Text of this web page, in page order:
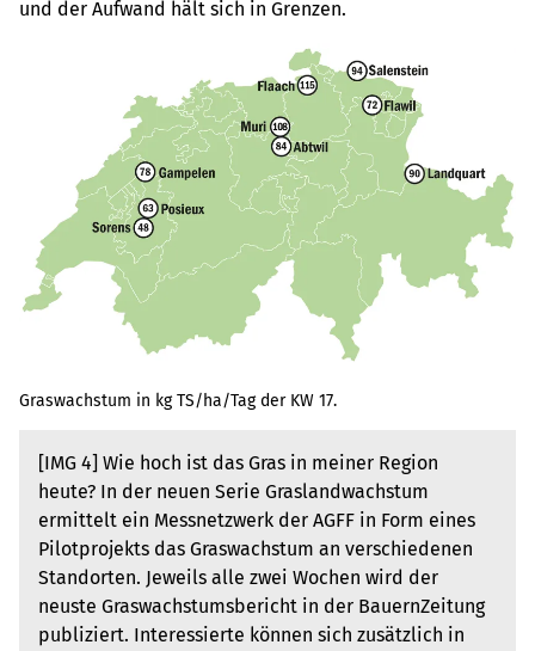
und der Aufwand hält sich in Grenzen.
Graswachstum in kg TS/ha/Tag der KW 17.
[IMG 4] Wie hoch ist das Gras in meiner Region
heute? In der neuen Serie Graslandwachstum
ermittelt ein Messnetzwerk der AGFF in Form eines
Pilotprojekts das Graswachstum an verschiedenen
Standorten. Jeweils alle zwei Wochen wird der
neuste Graswachstumsbericht in der BauernZeitung
publiziert. Interessierte können sich zusätzlich in